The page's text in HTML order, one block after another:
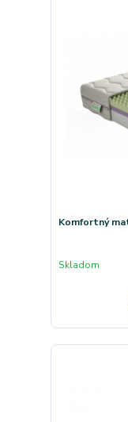
Komfortný
Skladom